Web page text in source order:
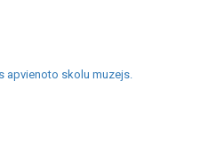
apvienoto skolu muzejs.